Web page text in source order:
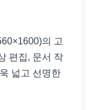
의 고
편집, 문서 작
넓고 선명한